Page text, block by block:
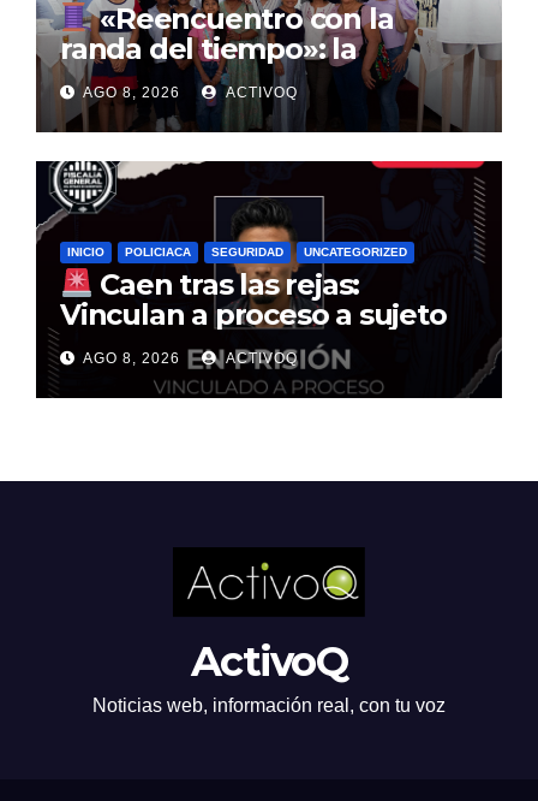
«Reencuentro con la
randa del tiempo»: la
tradición textil que entrelaza
la historia de la Sierra Gorda
AGO 8, 2026 ACTIVOQ
INICIO POLICIACA SEGURIDAD UNCATEGORIZED
Caen tras las rejas:
Vinculan a proceso a sujeto
por multimillonario atraco en
Santa Rosa Jáuregui
AGO 8, 2026 ACTIVOQ
ActivoQ
Noticias web, información real, con tu voz